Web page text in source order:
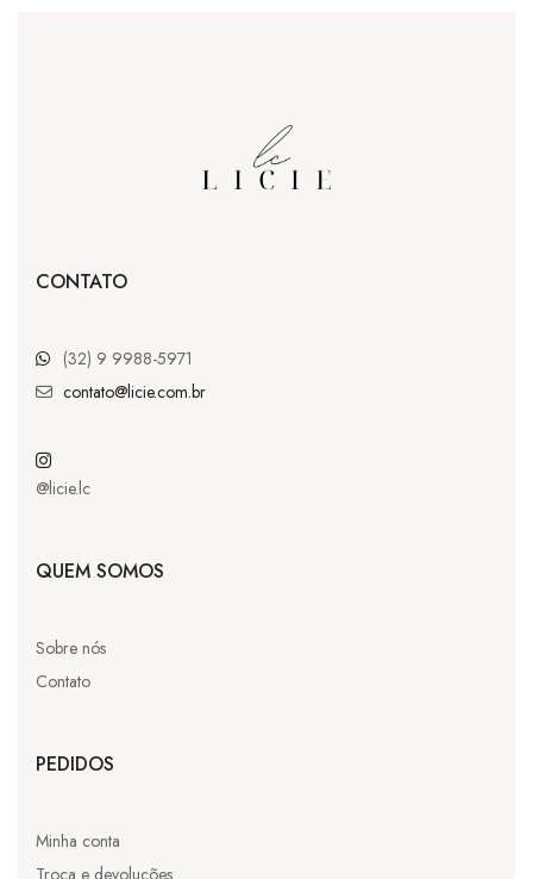
CONTATO
(32) 9 9988-5971
contato@licie.com.br
@licie.lc
QUEM SOMOS
Sobre nós
Contato
PEDIDOS
Minha conta
Troca e devoluções